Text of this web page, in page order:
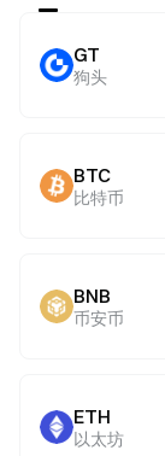
GT
狗头
BTC
比特币
BNB
币安币
ETH
以太坊